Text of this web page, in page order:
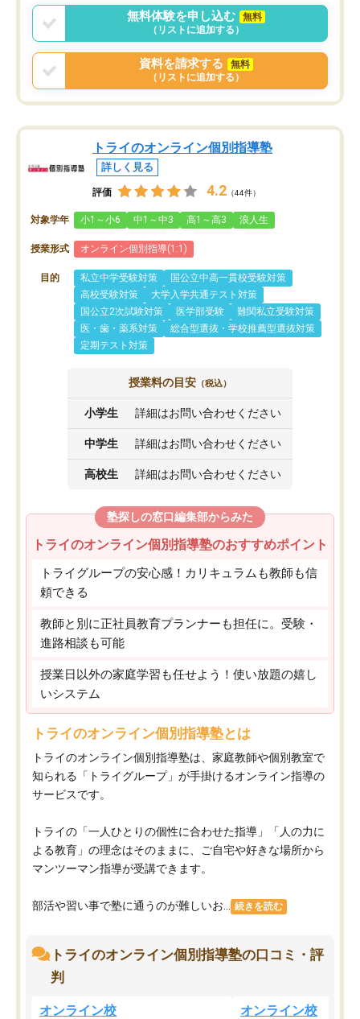
言う事で講師変更の申し出があり、あ
まりに短期での変更だった為、塾に通
う事にして退会しました。遅れも取り
戻せ、授業内容や講師の方は良かった
と思います。
無料体験を申し込む
無料
（リストに追加する）
資料を請求する
無料
（リストに追加する）
トライのオンライン個別指導塾
詳しく見る
評価 4.2 （44件）
対象学年 小1～小6 中1～中3 高1～高3 浪人生
授業形式 オンライン個別指導(1:1)
目的 私立中学受験対策
国公立中高一貫校受験対策
高校受験対策
大学入学共通テスト対策
国公立2次試験対策
医学部受験
難関私立受験対策
医・歯・薬系対策
総合型選抜・学校推薦型選抜対策
定期テスト対策
授業料の目安 （税込）
小学生 詳細はお問い合わせください
中学生 詳細はお問い合わせください
高校生 詳細はお問い合わせください
塾探しの窓口編集部からみた
トライのオンライン個別指導塾のおすすめポイント
トライグループの安心感！カリキュラムも教師も信
頼できる
教師と別に正社員教育プランナーも担任に。受験・
進路相談も可能
授業日以外の家庭学習も任せよう！使い放題の嬉し
いシステム
トライのオンライン個別指導塾とは
トライのオンライン個別指導塾は、家庭教師や個別教室で
知られる「トライグループ」が手掛けるオンライン指導の
サービスです。
トライの「一人ひとりの個性に合わせた指導」「人の力に
よる教育」の理念はそのままに、ご自宅や好きな場所から
マンツーマン指導が受講できます。
部活や習い事で塾に通うのが難しいお... 続きを読む
トライのオンライン個別指導塾の口コミ・評
判
オンライン校 オンライン校